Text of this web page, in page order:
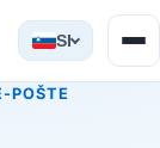
SI
POŠTE